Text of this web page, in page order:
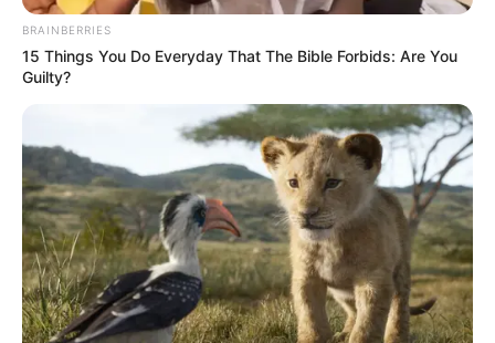
tendencias más calientes de TikTok, los muros
informativos de Facebook y los hilos de
discusión científica en X en cuestión de un
médico de ginecobstetricia y peritos en
neonatología rompieron el hermetismo
tradicional de las bitácoras hospitalarias para
dar a conocer los desgarradores y
sorprendentes patrones biológicos de los recién
nacidos en el entorno residencial.
BRAINBERRIES
15 Things You Do Everyday That The Bible Forbids: Are You
Guilty?